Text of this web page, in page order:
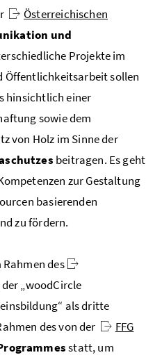
Österreichischen
und
Projekte im
Öffentlichkeitsarbeit sollen
hinsichtlich einer
sowie dem
von Holz im Sinne der
beitragen. Es geht
zur Gestaltung
basierenden
zu fördern.
des
der „woodCircle
als dritte
des von der
FFG
statt, um